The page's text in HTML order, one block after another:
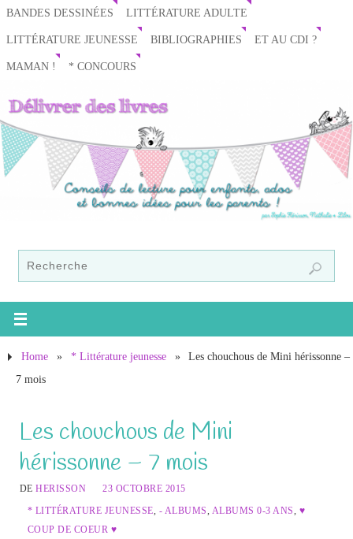
BANDES DESSINÉES LITTÉRATURE ADULTE
LITTÉRATURE JEUNESSE BIBLIOGRAPHIES ET AU CDI ?
MAMAN ! * CONCOURS
Home » * Littérature jeunesse »
Les chouchous de Mini hérissonne –
7 mois
Les chouchous de Mini
hérissonne – 7 mois
DEHERISSON
23 OCTOBRE 2015
* LITTÉRATURE JEUNESSE, - ALBUMS, ALBUMS 0-3 ANS, ♥
COUP DE COEUR ♥